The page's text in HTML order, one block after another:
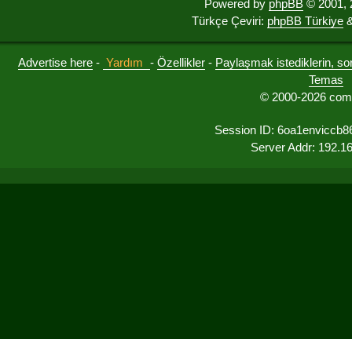
Powered by phpBB © 2001,
Türkçe Çeviri: phpBB Türkiye
Advertise here - Yardım - Özellikler - Paylaşmak istediklerin,
Temas
© 2000-2026
Session ID:
Server Addr: